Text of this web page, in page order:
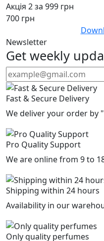
Акція 2 за 999 грн
700 грн
Newsletter
Get weekly
Fast & Secure Delivery
We deliver your order by
Pro Quality Support
We are online from 9 to
Shipping within 24 hours
Availability in our
Only quality perfumes